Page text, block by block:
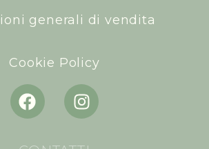
generali di vendita
Cookie Policy